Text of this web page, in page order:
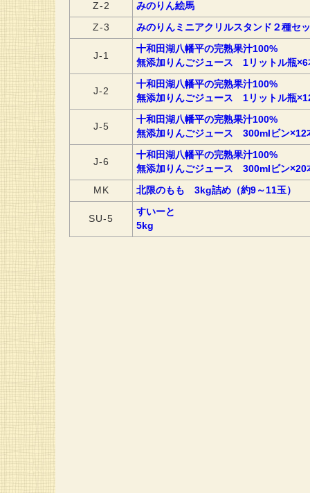
Z-2 みのりん絵馬
Z-3 みのりんミニアクリルスタンド２種セ
J-1
十和田湖八幡平の完熟果汁100%
無添加りんごジュース 1リットル瓶×6
J-2
十和田湖八幡平の完熟果汁100%
無添加りんごジュース 1リットル瓶
J-5
十和田湖八幡平の完熟果汁100%
無添加りんごジュース 300mlビン×12
J-6
十和田湖八幡平の完熟果汁100%
無添加りんごジュース 300mlビン×20
MK 北限のもも 3kg詰め（約9～11玉）
SU-5
すいーと
5kg